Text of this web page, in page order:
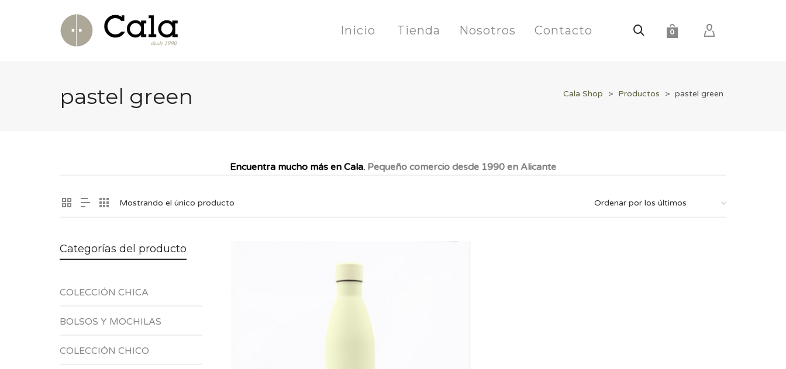
0
Inicio Tienda Nosotros Contacto
pastel green Cala Shop > Productos > pastel green
Encuentra mucho más en Cala. Pequeño comercio desde 1990 en Alicante
Mostrando el único producto
Categorías del producto
COLECCIÓN CHICA
BOLSOS Y MOCHILAS
COLECCIÓN CHICO